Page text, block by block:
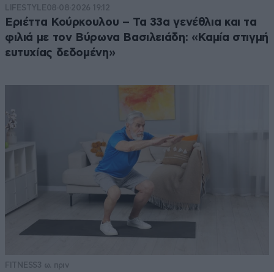
LIFESTYLE08·08·2026 19:12
Εριέττα Κούρκουλου – Τα 33α γενέθλια και τα
φιλιά με τον Βύρωνα Βασιλειάδη: «Καμία στιγμή
ευτυχίας δεδομένη»
FITNESS3 ω. πριν